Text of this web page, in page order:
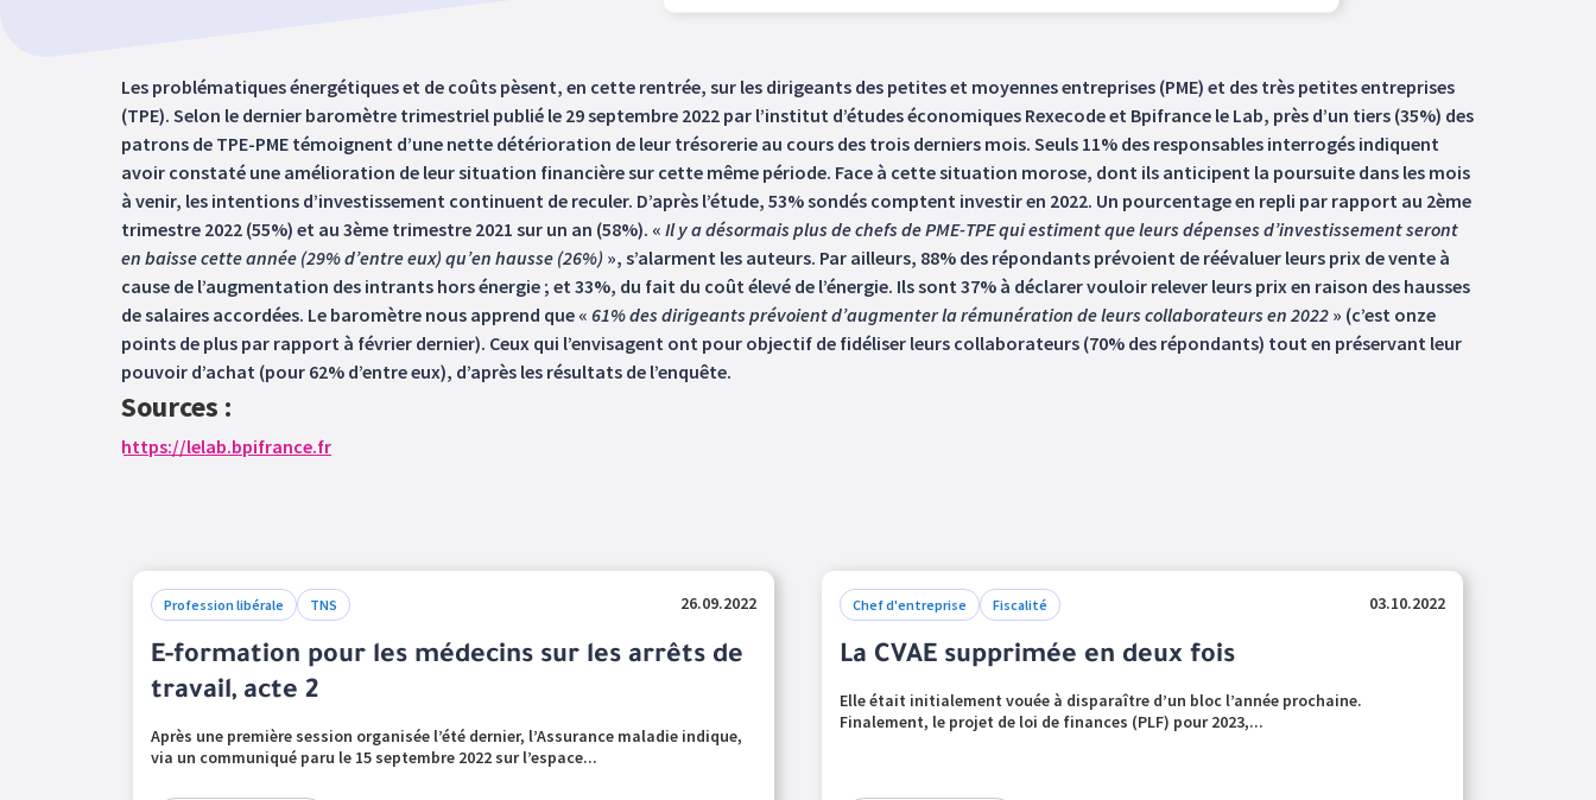
Les problématiques énergétiques et de coûts pèsent, en cette rentrée, sur les dirigeants des petites et moyennes entreprises (PME) et des très petites entreprises
(TPE). Selon le dernier baromètre trimestriel publié le 29 septembre 2022 par l’institut d’études économiques Rexecode et Bpifrance le Lab, près d’un tiers (35%) des
patrons de TPE-PME témoignent d’une nette détérioration de leur trésorerie au cours des trois derniers mois. Seuls 11% des responsables interrogés indiquent
avoir constaté une amélioration de leur situation financière sur cette même période. Face à cette situation morose, dont ils anticipent la poursuite dans les mois
à venir, les intentions d’investissement continuent de reculer. D’après l’étude, 53% sondés comptent investir en 2022. Un pourcentage en repli par rapport au 2ème
trimestre 2022 (55%) et au 3ème trimestre 2021 sur un an (58%). « Il y a désormais plus de chefs de PME-TPE qui estiment que leurs dépenses d’investissement seront
en baisse cette année (29% d’entre eux) qu’en hausse (26%) », s’alarment les auteurs. Par ailleurs, 88% des répondants prévoient de réévaluer leurs prix de vente à
cause de l’augmentation des intrants hors énergie ; et 33%, du fait du coût élevé de l’énergie. Ils sont 37% à déclarer vouloir relever leurs prix en raison des hausses
de salaires accordées. Le baromètre nous apprend que « 61% des dirigeants prévoient d’augmenter la rémunération de leurs collaborateurs en 2022 » (c’est onze
points de plus par rapport à février dernier). Ceux qui l’envisagent ont pour objectif de fidéliser leurs collaborateurs (70% des répondants) tout en préservant leur
pouvoir d’achat (pour 62% d’entre eux), d’après les résultats de l’enquête.
Sources :
https://lelab.bpifrance.fr
Profession libérale TNS 26.09.2022
E-formation pour les médecins sur les arrêts de
travail, acte 2
Après une première session organisée l’été dernier, l’Assurance maladie indique,
via un communiqué paru le 15 septembre 2022 sur l’espace...
Chef d'entreprise Fiscalité 03.10.2022
La CVAE supprimée en deux fois
Elle était initialement vouée à disparaître d’un bloc l’année prochaine.
Finalement, le projet de loi de finances (PLF) pour 2023,...